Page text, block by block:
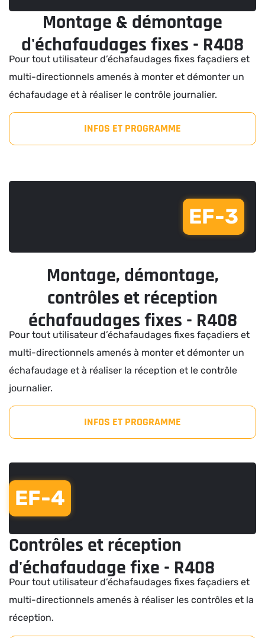
Montage & démontage
d'échafaudages fixes - R408
Pour tout utilisateur d’échafaudages fixes façadiers et
multi-directionnels amenés à monter et démonter un
échafaudage et à réaliser le contrôle journalier.
INFOS ET PROGRAMME
EF-3
Montage, démontage,
contrôles et réception
échafaudages fixes - R408
Pour tout utilisateur d’échafaudages fixes façadiers et
multi-directionnels amenés à monter et démonter un
échafaudage et à réaliser la réception et le contrôle
journalier.
INFOS ET PROGRAMME
Contrôles et réception
d'échafaudage fixe - R408
Pour tout utilisateur d’échafaudages fixes façadiers et
multi-directionnels amenés à réaliser les contrôles et la
réception.
EF-4